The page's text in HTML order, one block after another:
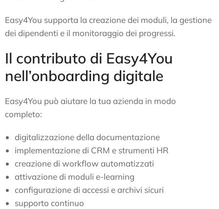
Easy4You supporta la creazione dei moduli, la gestione
dei dipendenti e il monitoraggio dei progressi.
Il contributo di Easy4You
nell’onboarding digitale
Easy4You può aiutare la tua azienda in modo
completo:
digitalizzazione della documentazione
implementazione di CRM e strumenti HR
creazione di workflow automatizzati
attivazione di moduli e-learning
configurazione di accessi e archivi sicuri
supporto continuo